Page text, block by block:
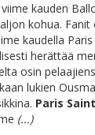
kauden
kohua.
kaudella
herättää
osin
lukien
Paris
(...)